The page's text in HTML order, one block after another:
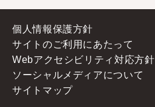
個人情報保護方針
サイトのご利用にあたって
Webアクセシビリティ対応方針
ソーシャルメディアについて
サイトマップ